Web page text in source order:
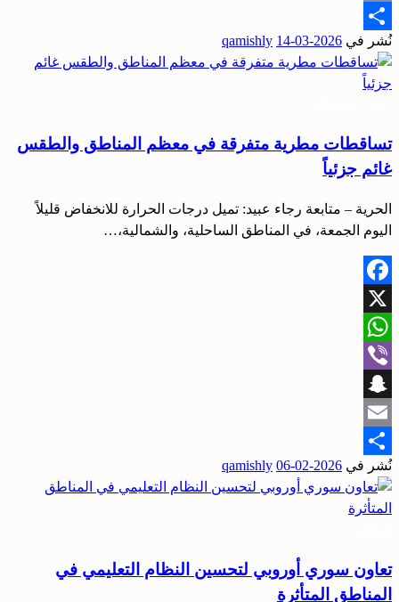
Email
Share
نُشر في 2026-03-14
qamishly
تساقطات مطرية متفرقة في معظم المناطق والطقس
غائم جزئياً
الحرية – متابعة رجاء عبيد: تميل درجات الحرارة للانخفاض قليلاً
اليوم الجمعة، في المناطق الساحلية، والشمالية،…
Facebook
X
WhatsApp
Viber
Snapchat
Email
Share
نُشر في 2026-02-06
qamishly
تعاون سوري أوروبي لتحسين النظام التعليمي في
المناطق المتأثرة